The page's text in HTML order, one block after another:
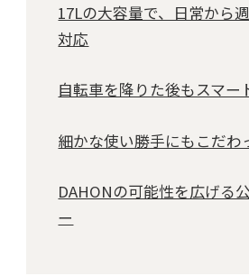
17Lの大容量で、日常から
対応
自転車を降りた後もスマー
細かな使い勝手にもこだわ
DAHONの可能性を広げる
ー